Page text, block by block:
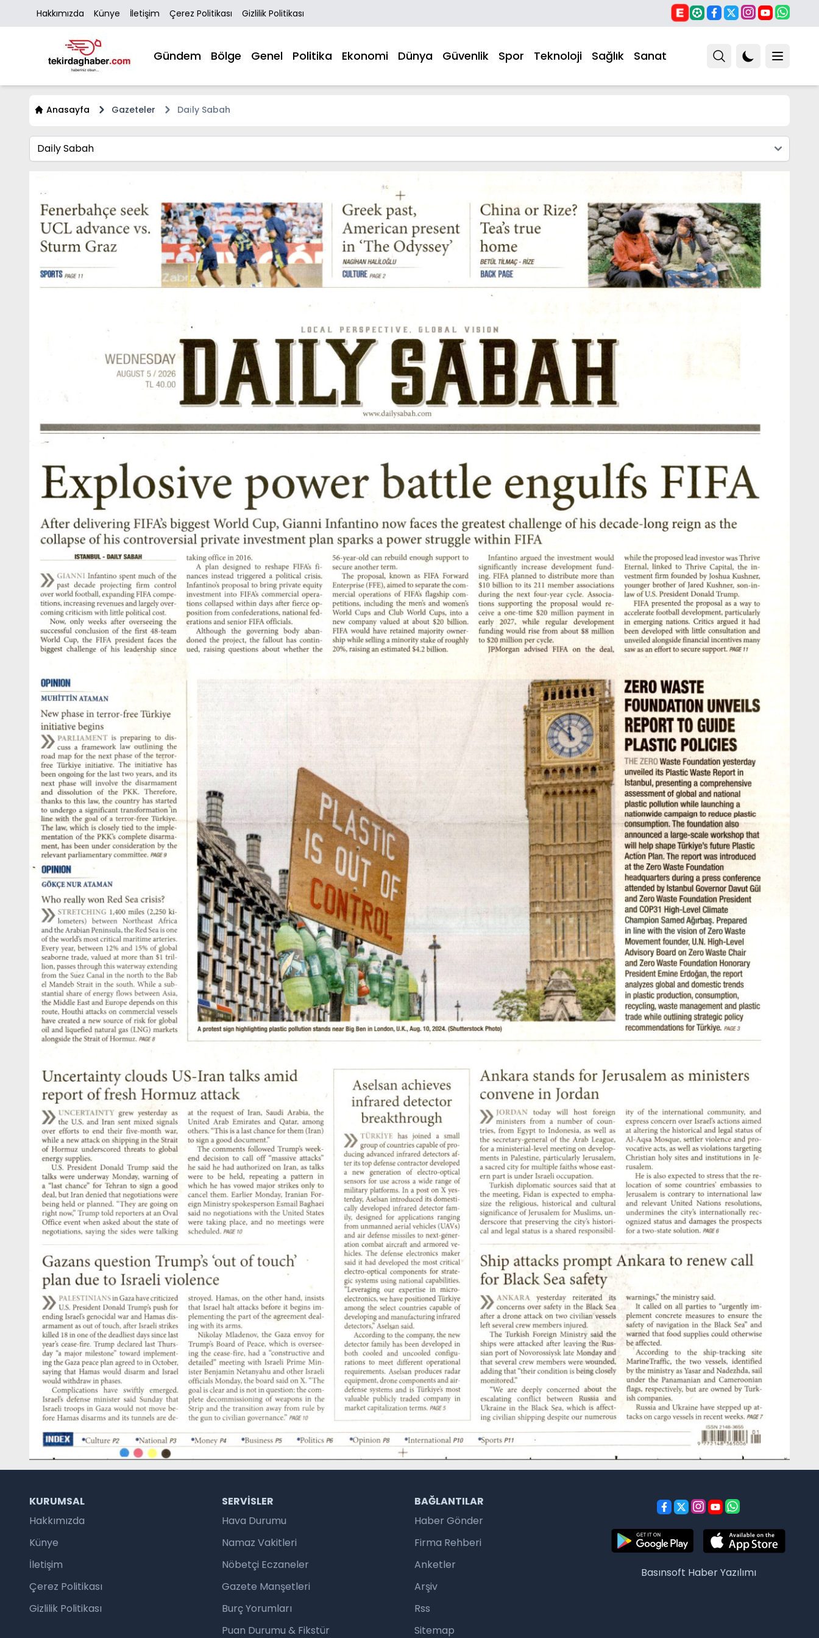
Hakkımızda Künye İletişim Çerez Politikası Gizlilik Politikası
Gündem Bölge Genel Politika Ekonomi Dünya Güvenlik Spor Teknoloji Sağlık Sanat
Anasayfa Gazeteler Dai̇ly Sabah
KURUMSAL
Hakkımızda
Künye
İletişim
Çerez Politikası
Gizlilik Politikası
SERVISLER
Hava Durumu
Namaz Vakitleri
Nöbetçi Eczaneler
Gazete Manşetleri
Burç Yorumları
Puan Durumu & Fikstür
BAĞLANTILAR
Haber Gönder
Firma Rehberi
Anketler
Arşiv
Rss
Sitemap
Basınsoft Haber Yazılımı